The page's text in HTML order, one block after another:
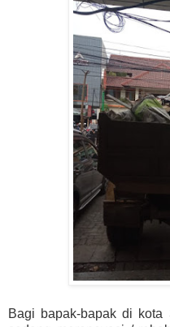
Bagi bapak-bapak di kota